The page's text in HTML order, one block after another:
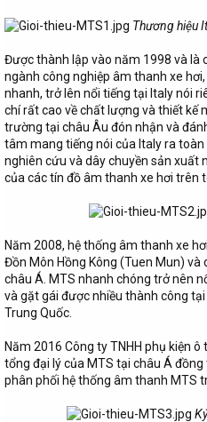
Thương hiệu
Được thành lập vào năm 1998 và là
ngành công nghiệp âm thanh xe
nhanh, trở lên nổi tiếng tại Italy nói
chí rất cao về chất lượng và thiết kế
trường tại châu Âu đón nhận và
tâm mang tiếng nói của Italy ra
nghiên cứu và dây chuyền sản xuất
của các tín đồ âm thanh xe hơi trên
Năm 2008, hệ thống âm thanh xe
Đồn Môn Hồng Kông (Tuen Mun)
châu Á. MTS nhanh chóng trở nên
và gặt gái được nhiều thành công
Trung Quốc.
Năm 2016 Công ty TNHH phụ kiện
tổng đại lý của MTS tại châu Á
phân phối hệ thống âm thanh MTS